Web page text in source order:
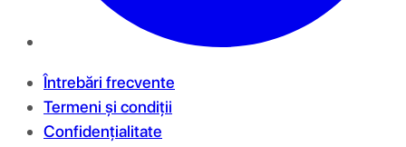
Întrebări frecvente
Termeni și condiții
Confidențialitate